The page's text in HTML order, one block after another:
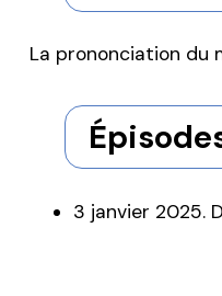
La prononciation du
3 janvier 2025.